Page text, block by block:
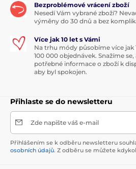
Bezproblémové vrácení zboží
Nesedí Vám vybrané zboží?
výměny do 30 dnů a bez
Více jak 10 let s Vámi
Na trhu módy působíme více jak
100 000 objednávek. Snažíme
potřebné informace o zboží k
aby byl spokojen.
Přihlaste se do newsletteru
Zde napište váš e-mail
Přihlášením se k odběru newsletteru
osobních údajů. Z odběru se můžete